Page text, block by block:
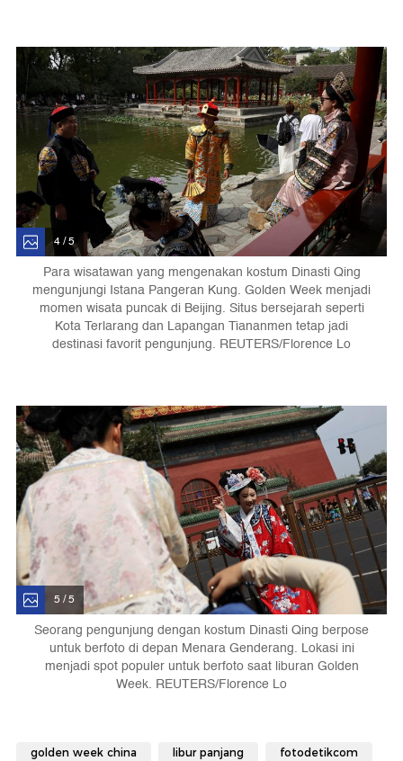
4 / 5
Para wisatawan yang mengenakan kostum Dinasti Qing
mengunjungi Istana Pangeran Kung. Golden Week menjadi
momen wisata puncak di Beijing. Situs bersejarah seperti
Kota Terlarang dan Lapangan Tiananmen tetap jadi
destinasi favorit pengunjung. REUTERS/Florence Lo
5 / 5
Seorang pengunjung dengan kostum Dinasti Qing berpose
untuk berfoto di depan Menara Genderang. Lokasi ini
menjadi spot populer untuk berfoto saat liburan Golden
Week. REUTERS/Florence Lo
golden week china libur panjang fotodetikcom